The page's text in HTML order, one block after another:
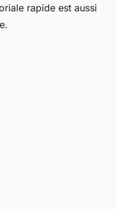
rapide est aussi